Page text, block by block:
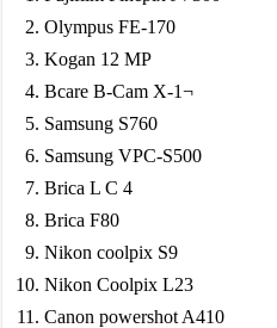
Olympus FE-170
Kogan 12 MP
Bcare B-Cam X-1¬
Samsung S760
Samsung VPC-S500
Brica L C 4
Brica F80
Nikon coolpix S9
Nikon Coolpix L23
Canon powershot A410